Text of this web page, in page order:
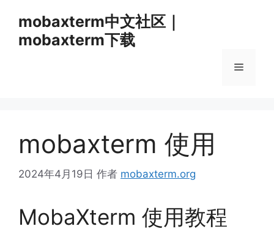
mobaxterm中文社区｜
mobaxterm下载
菜
mobaxterm 使用
2024年4月19日 作者 mobaxterm.org
MobaXterm 使用教程